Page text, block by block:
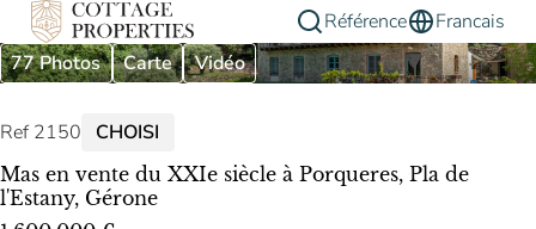
Référence
Francais
77 Photos
Carte Vidéo
Ref 2150 CHOISI
Mas en vente du XXIe siècle à Porqueres, Pla de
l'Estany, Gérone